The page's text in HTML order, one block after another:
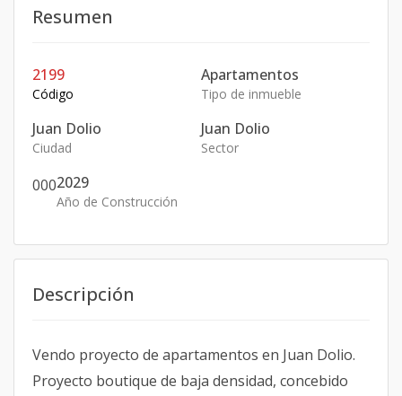
Resumen
2199
Código
Apartamentos
Tipo de inmueble
Juan Dolio
Ciudad
Juan Dolio
Sector
0002029
Año de Construcción
Descripción
Vendo proyecto de apartamentos en Juan Dolio.
Proyecto boutique de baja densidad, concebido